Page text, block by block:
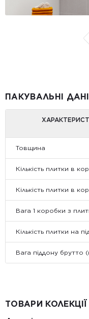
ПАКУВАЛЬНІ ДАНІ
Товщина
Кількість плитки в
Кількість плитки в
Вага 1 коробки з
Кількість плитки на
Вага піддону брутто
ТОВАРИ КОЛЕКЦІЇ